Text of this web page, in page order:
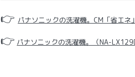
👉 パナソニックの洗濯機。CM「省エネ
👉 パナソニックの洗濯機。（NA-